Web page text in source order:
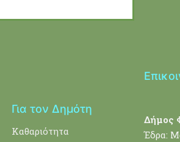
Για τον Δημότη
Καθαριότητα
Δήμος
Έδρα: